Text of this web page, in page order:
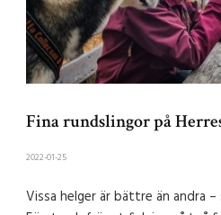
Fina rundslingor på
2022-01-25
Vissa helger är bättre än andra